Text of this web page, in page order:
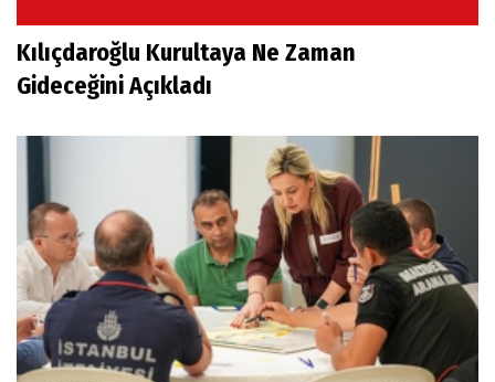
Kılıçdaroğlu Kurultaya Ne Zaman
Gideceğini Açıkladı